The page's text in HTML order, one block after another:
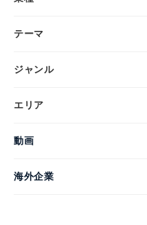
テーマ
ジャンル
エリア
動画
海外企業